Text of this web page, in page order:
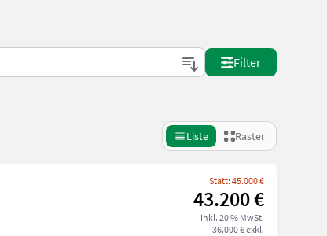
Filter
Liste Raster
Statt: 45.000 €
43.200 €
inkl. 20 % MwSt.
36.000 € exkl.